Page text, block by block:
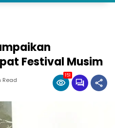
Festival Musim
Read
151